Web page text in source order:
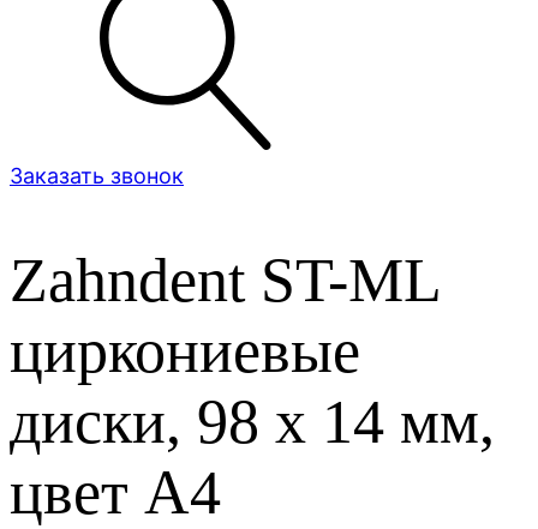
Заказать звонок
Zahndent ST-ML
циркониевые
диски, 98 х 14 мм,
цвет A4